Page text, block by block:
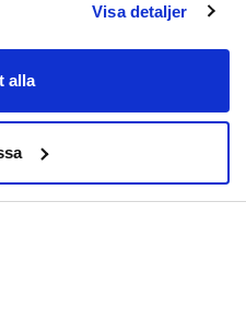
Visa detaljer
alla